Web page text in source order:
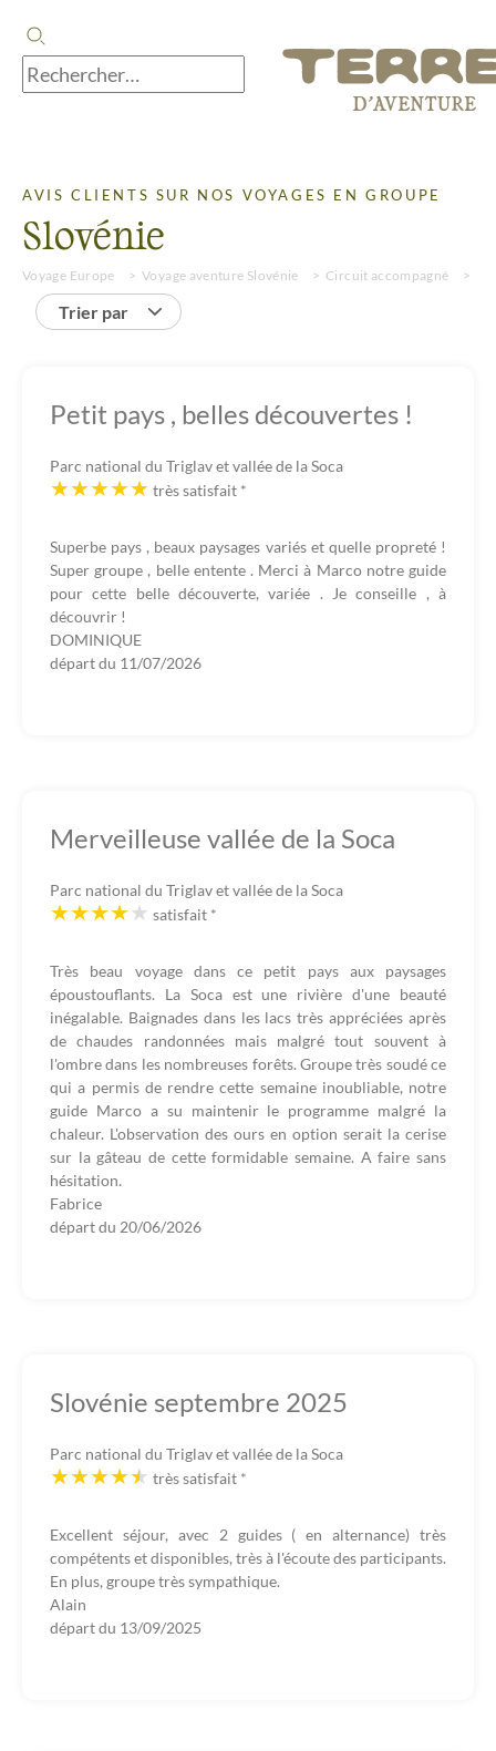
AVIS CLIENTS SUR NOS VOYAGES EN GROUPE
Slovénie
Voyage Europe Voyage aventure Slovénie Circuit accompagné
Trier par
Petit pays , belles découvertes !
Parc national du Triglav et vallée de la Soca
très satisfait *
Superbe pays , beaux paysages variés et quelle propreté !
Super groupe , belle entente . Merci à Marco notre guide
pour cette belle découverte, variée . Je conseille , à
découvrir !
DOMINIQUE
départ du 11/07/2026
Merveilleuse vallée de la Soca
Parc national du Triglav et vallée de la Soca
satisfait *
Très beau voyage dans ce petit pays aux paysages
époustouflants. La Soca est une rivière d'une beauté
inégalable. Baignades dans les lacs très appréciées après
de chaudes randonnées mais malgré tout souvent à
l'ombre dans les nombreuses forêts. Groupe très soudé ce
qui a permis de rendre cette semaine inoubliable, notre
guide Marco a su maintenir le programme malgré la
chaleur. L'observation des ours en option serait la cerise
sur la gâteau de cette formidable semaine. A faire sans
hésitation.
Fabrice
départ du 20/06/2026
Slovénie septembre 2025
Parc national du Triglav et vallée de la Soca
très satisfait *
Excellent séjour, avec 2 guides ( en alternance) très
compétents et disponibles, très à l'écoute des participants.
En plus, groupe très sympathique.
Alain
départ du 13/09/2025